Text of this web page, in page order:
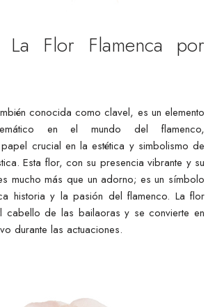
La Flor Flamenca por
conocida como clavel, es un elemento
en el mundo del flamenco,
crucial en la estética y simbolismo de
Esta flor, con su presencia vibrante y su
mucho más que un adorno; es un símbolo
historia y la pasión del flamenco. La flor
cabello de las bailaoras y se convierte en
durante las actuaciones.